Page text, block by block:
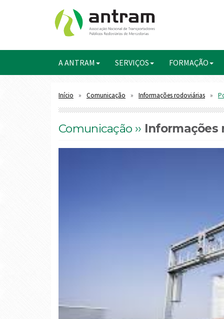
A ANTRAM SERVIÇOS FORMAÇÃO
Início Comunicação Informações rodoviárias
Comunicação ›› Informações